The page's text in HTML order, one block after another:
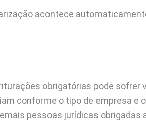
acontece
obrigatórias pode sofrer
conforme o tipo de empresa e
pessoas jurídicas obrigadas